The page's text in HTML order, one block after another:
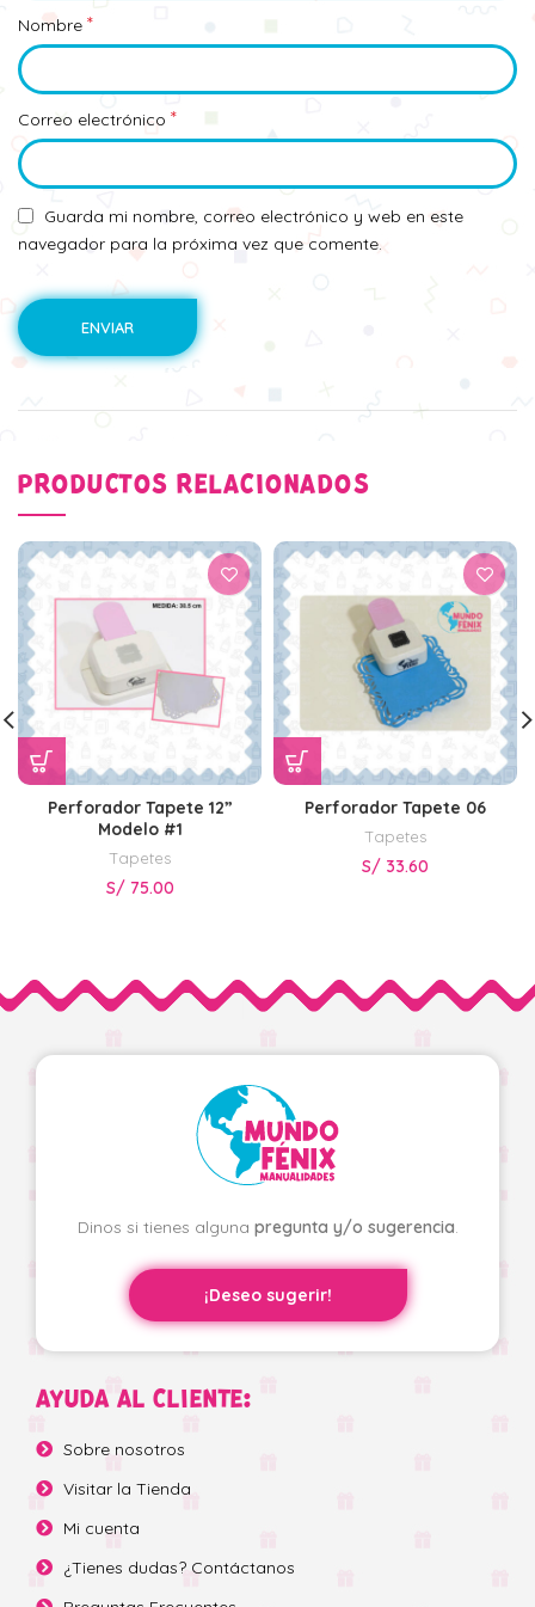
Nombre *
Correo electrónico *
Guarda mi nombre, correo electrónico y web en este
navegador para la próxima vez que comente.
PRODUCTOS RELACIONADOS
Perforador Tapete 12”
Modelo #1
Tapetes
S/ 75.00
Perforador Tapete 06
Tapetes
S/ 33.60
Dinos si tienes alguna pregunta y/o sugerencia.
¡Deseo sugerir!
AYUDA AL CLIENTE:
Sobre nosotros
Visitar la Tienda
Mi cuenta
¿Tienes dudas? Contáctanos